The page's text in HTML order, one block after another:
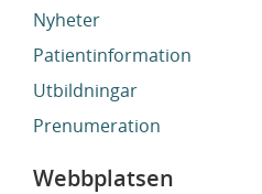
Nyheter
Patientinformation
Utbildningar
Prenumeration
Webbplatsen